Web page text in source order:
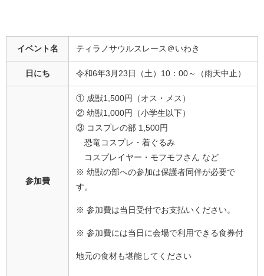
イベント名 ティラノサウルスレース＠いわき
日にち 令和6年3月23日（土）10：00～（雨天中止）
参加費
① 成獣1,500円（オス・メス）
② 幼獣1,000円（小学生以下）
③ コスプレの部 1,500円
恐竜コスプレ・着ぐるみ
コスプレイヤー・モフモフさん など
※ 幼獣の部への参加は保護者同伴が必要で
す。
※ 参加費は当日受付でお支払いください。
※ 参加費には当日に会場で利用できる食券付
地元の食材も堪能してください